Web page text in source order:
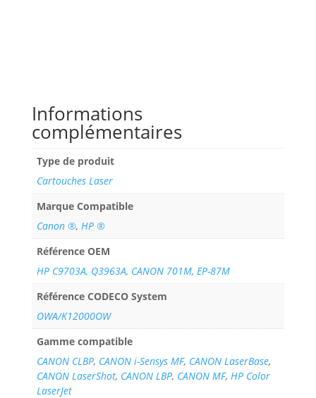
Informations
complémentaires
Type de produit
Cartouches Laser
Marque Compatible
Canon ®, HP ®
Référence OEM
HP C9703A, Q3963A, CANON 701M, EP-87M
Référence CODECO System
OWA/K12000OW
Gamme compatible
CANON CLBP, CANON i-Sensys MF, CANON LaserBase,
CANON LaserShot, CANON LBP, CANON MF, HP Color
LaserJet